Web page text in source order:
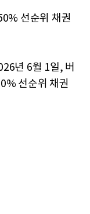
선순위 채권
년 6월 1일, 버
선순위 채권